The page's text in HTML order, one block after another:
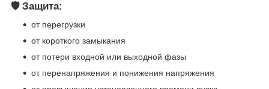
🛡 Защита:
от перегрузки
от короткого замыкания
от потери входной или выходной фазы
от перенапряжения и понижения напряжения